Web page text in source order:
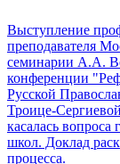
Выступление
преподавателя
семинарии А.А.
конференции
Русской
Троице-
касалась
школ. Доклад
процесса.